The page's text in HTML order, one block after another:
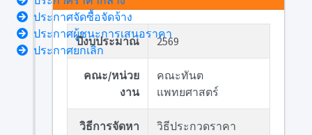
ปีงบประมาณ 2569
คณะ/หน่วย
งาน
คณะทันต
แพทยศาสตร์
วิธีการจัดหา
วิธีประกวดราคา
ประกาศจัดซื้อจัดจ้าง
ประกาศผู้ชนะการเสนอราคา
ประกาศยกเลิก